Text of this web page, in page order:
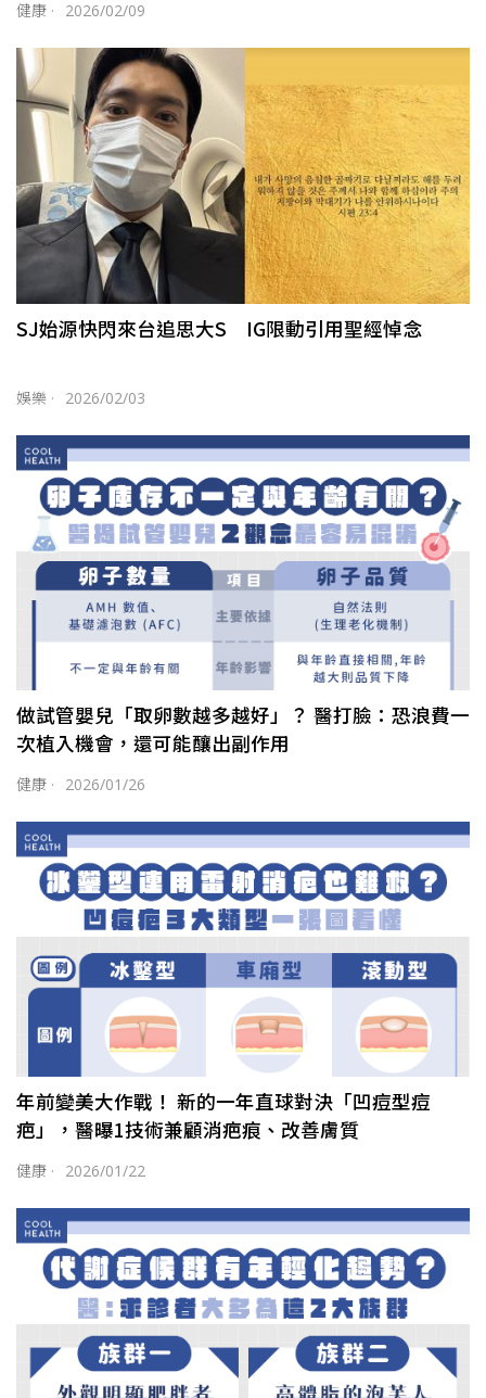
健康 · 2026/02/09
SJ始源快閃來台追思大S IG限動引用聖經悼念
娛樂 · 2026/02/03
做試管嬰兒「取卵數越多越好」？ 醫打臉：恐浪費一
次植入機會，還可能釀出副作用
健康 · 2026/01/26
年前變美大作戰！ 新的一年直球對決「凹痘型痘
疤」，醫曝1技術兼顧消疤痕、改善膚質
健康 · 2026/01/22